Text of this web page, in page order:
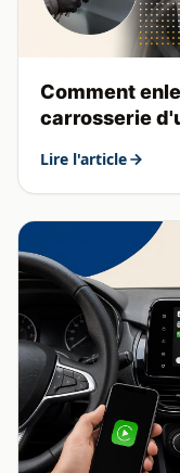
Comment
carrosserie
Lire l'article